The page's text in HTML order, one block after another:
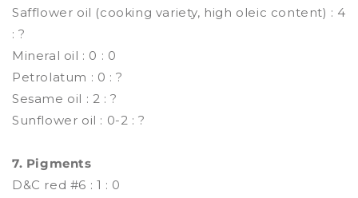
Safflower oil (cooking variety, high oleic content) : 4
: ?
Mineral oil : 0 : 0
Petrolatum : 0 : ?
Sesame oil : 2 : ?
Sunflower oil : 0-2 : ?
7. Pigments
D&C red #6 : 1 : 0